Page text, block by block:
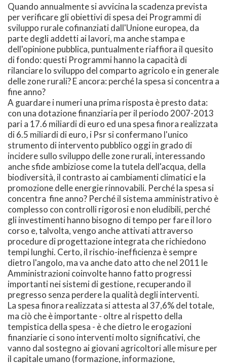
Quando annualmente si avvicina la scadenza prevista
per verificare gli obiettivi di spesa dei Programmi di
sviluppo rurale cofinanziati dall'Unione europea, da
parte degli addetti ai lavori, ma anche stampa e
dell'opinione pubblica, puntualmente riaffiora il quesito
di fondo: questi Programmi hanno la capacità di
rilanciare lo sviluppo del comparto agricolo e in generale
delle zone rurali? E ancora: perché la spesa si concentra a
fine anno?
A guardare i numeri una prima risposta è presto data:
con una dotazione finanziaria per il periodo 2007-2013
pari a 17.6 miliardi di euro ed una spesa finora realizzata
di 6.5 miliardi di euro, i Psr si confermano l'unico
strumento di intervento pubblico oggi in grado di
incidere sullo sviluppo delle zone rurali, interessando
anche sfide ambiziose come la tutela dell'acqua, della
biodiversità, il contrasto ai cambiamenti climatici e la
promozione delle energie rinnovabili. Perché la spesa si
concentra fine anno? Perché il sistema amministrativo è
complesso con controlli rigorosi e non eludibili, perché
gli investimenti hanno bisogno di tempo per fare il loro
corso e, talvolta, vengo anche attivati attraverso
procedure di progettazione integrata che richiedono
tempi lunghi. Certo, il rischio-inefficienza è sempre
dietro l'angolo, ma va anche dato atto che nel 2011 le
Amministrazioni coinvolte hanno fatto progressi
importanti nei sistemi di gestione, recuperando il
pregresso senza perdere la qualità degli interventi.
La spesa finora realizzata si attesta al 37,6% del totale,
ma ciò che è importante - oltre al rispetto della
tempistica della spesa - è che dietro le erogazioni
finanziarie ci sono interventi molto significativi, che
vanno dal sostegno ai giovani agricoltori alle misure per
il capitale umano (formazione, informazione,